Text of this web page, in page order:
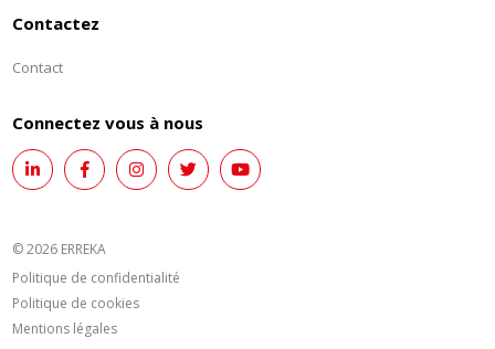
Contactez
Contact
Connectez vous à nous
© 2026 ERREKA
Politique de confidentialité
Politique de cookies
Mentions légales